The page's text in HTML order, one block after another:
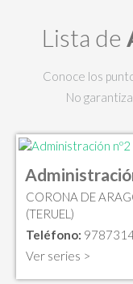
Lista de
Conoce los
No
CORONA DE
(TERUEL)
Teléfono:
Ver series >